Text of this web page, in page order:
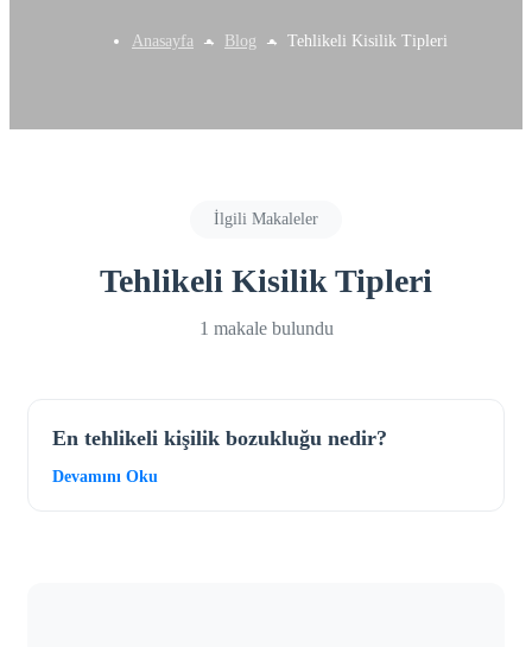
Anasayfa Blog Tehlikeli Kisilik Tipleri
İlgili Makaleler
Tehlikeli Kisilik Tipleri
1 makale bulundu
En tehlikeli kişilik bozukluğu nedir?
Devamını Oku